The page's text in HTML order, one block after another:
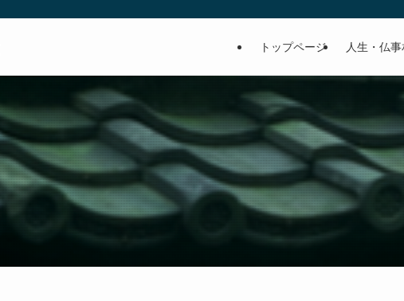
トップページ 人生・仏